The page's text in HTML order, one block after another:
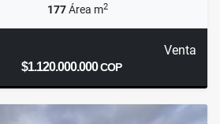
177Área m2
Venta
$1.120.000.000COP